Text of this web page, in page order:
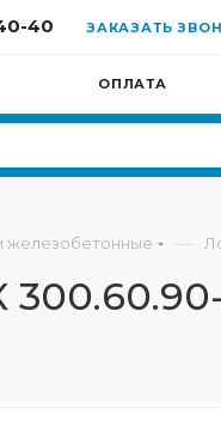
40 ЗАКАЗАТЬ
ОПЛАТА
железобетонные —